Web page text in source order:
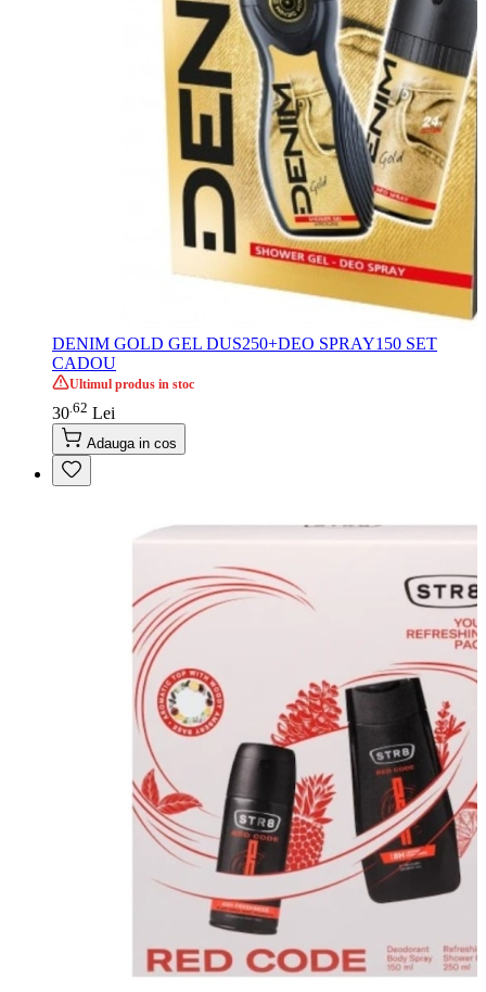
DENIM GOLD GEL DUS250+DEO SPRAY150 SET
CADOU
Ultimul produs in stoc
30 62 Lei
Adauga in cos